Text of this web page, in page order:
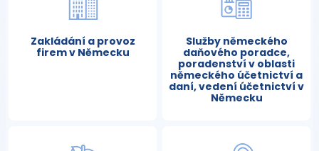
Zakládání a provoz
firem v Německu
Služby německého
daňového poradce,
poradenství v oblasti
německého účetnictví a
daní, vedení účetnictví v
Německu